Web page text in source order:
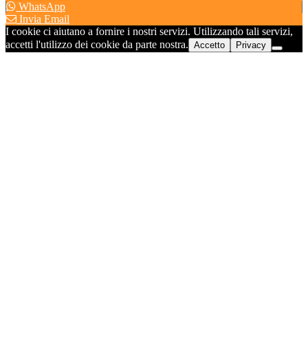
WhatsApp
Invia Email
I cookie ci aiutano a fornire i nostri servizi. Utilizzando tali servizi,
accetti l'utilizzo dei cookie da parte nostra. Accetto Privacy